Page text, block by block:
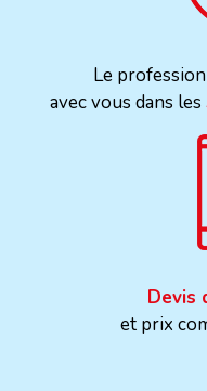
Le
avec vous dans les
Devis
et prix